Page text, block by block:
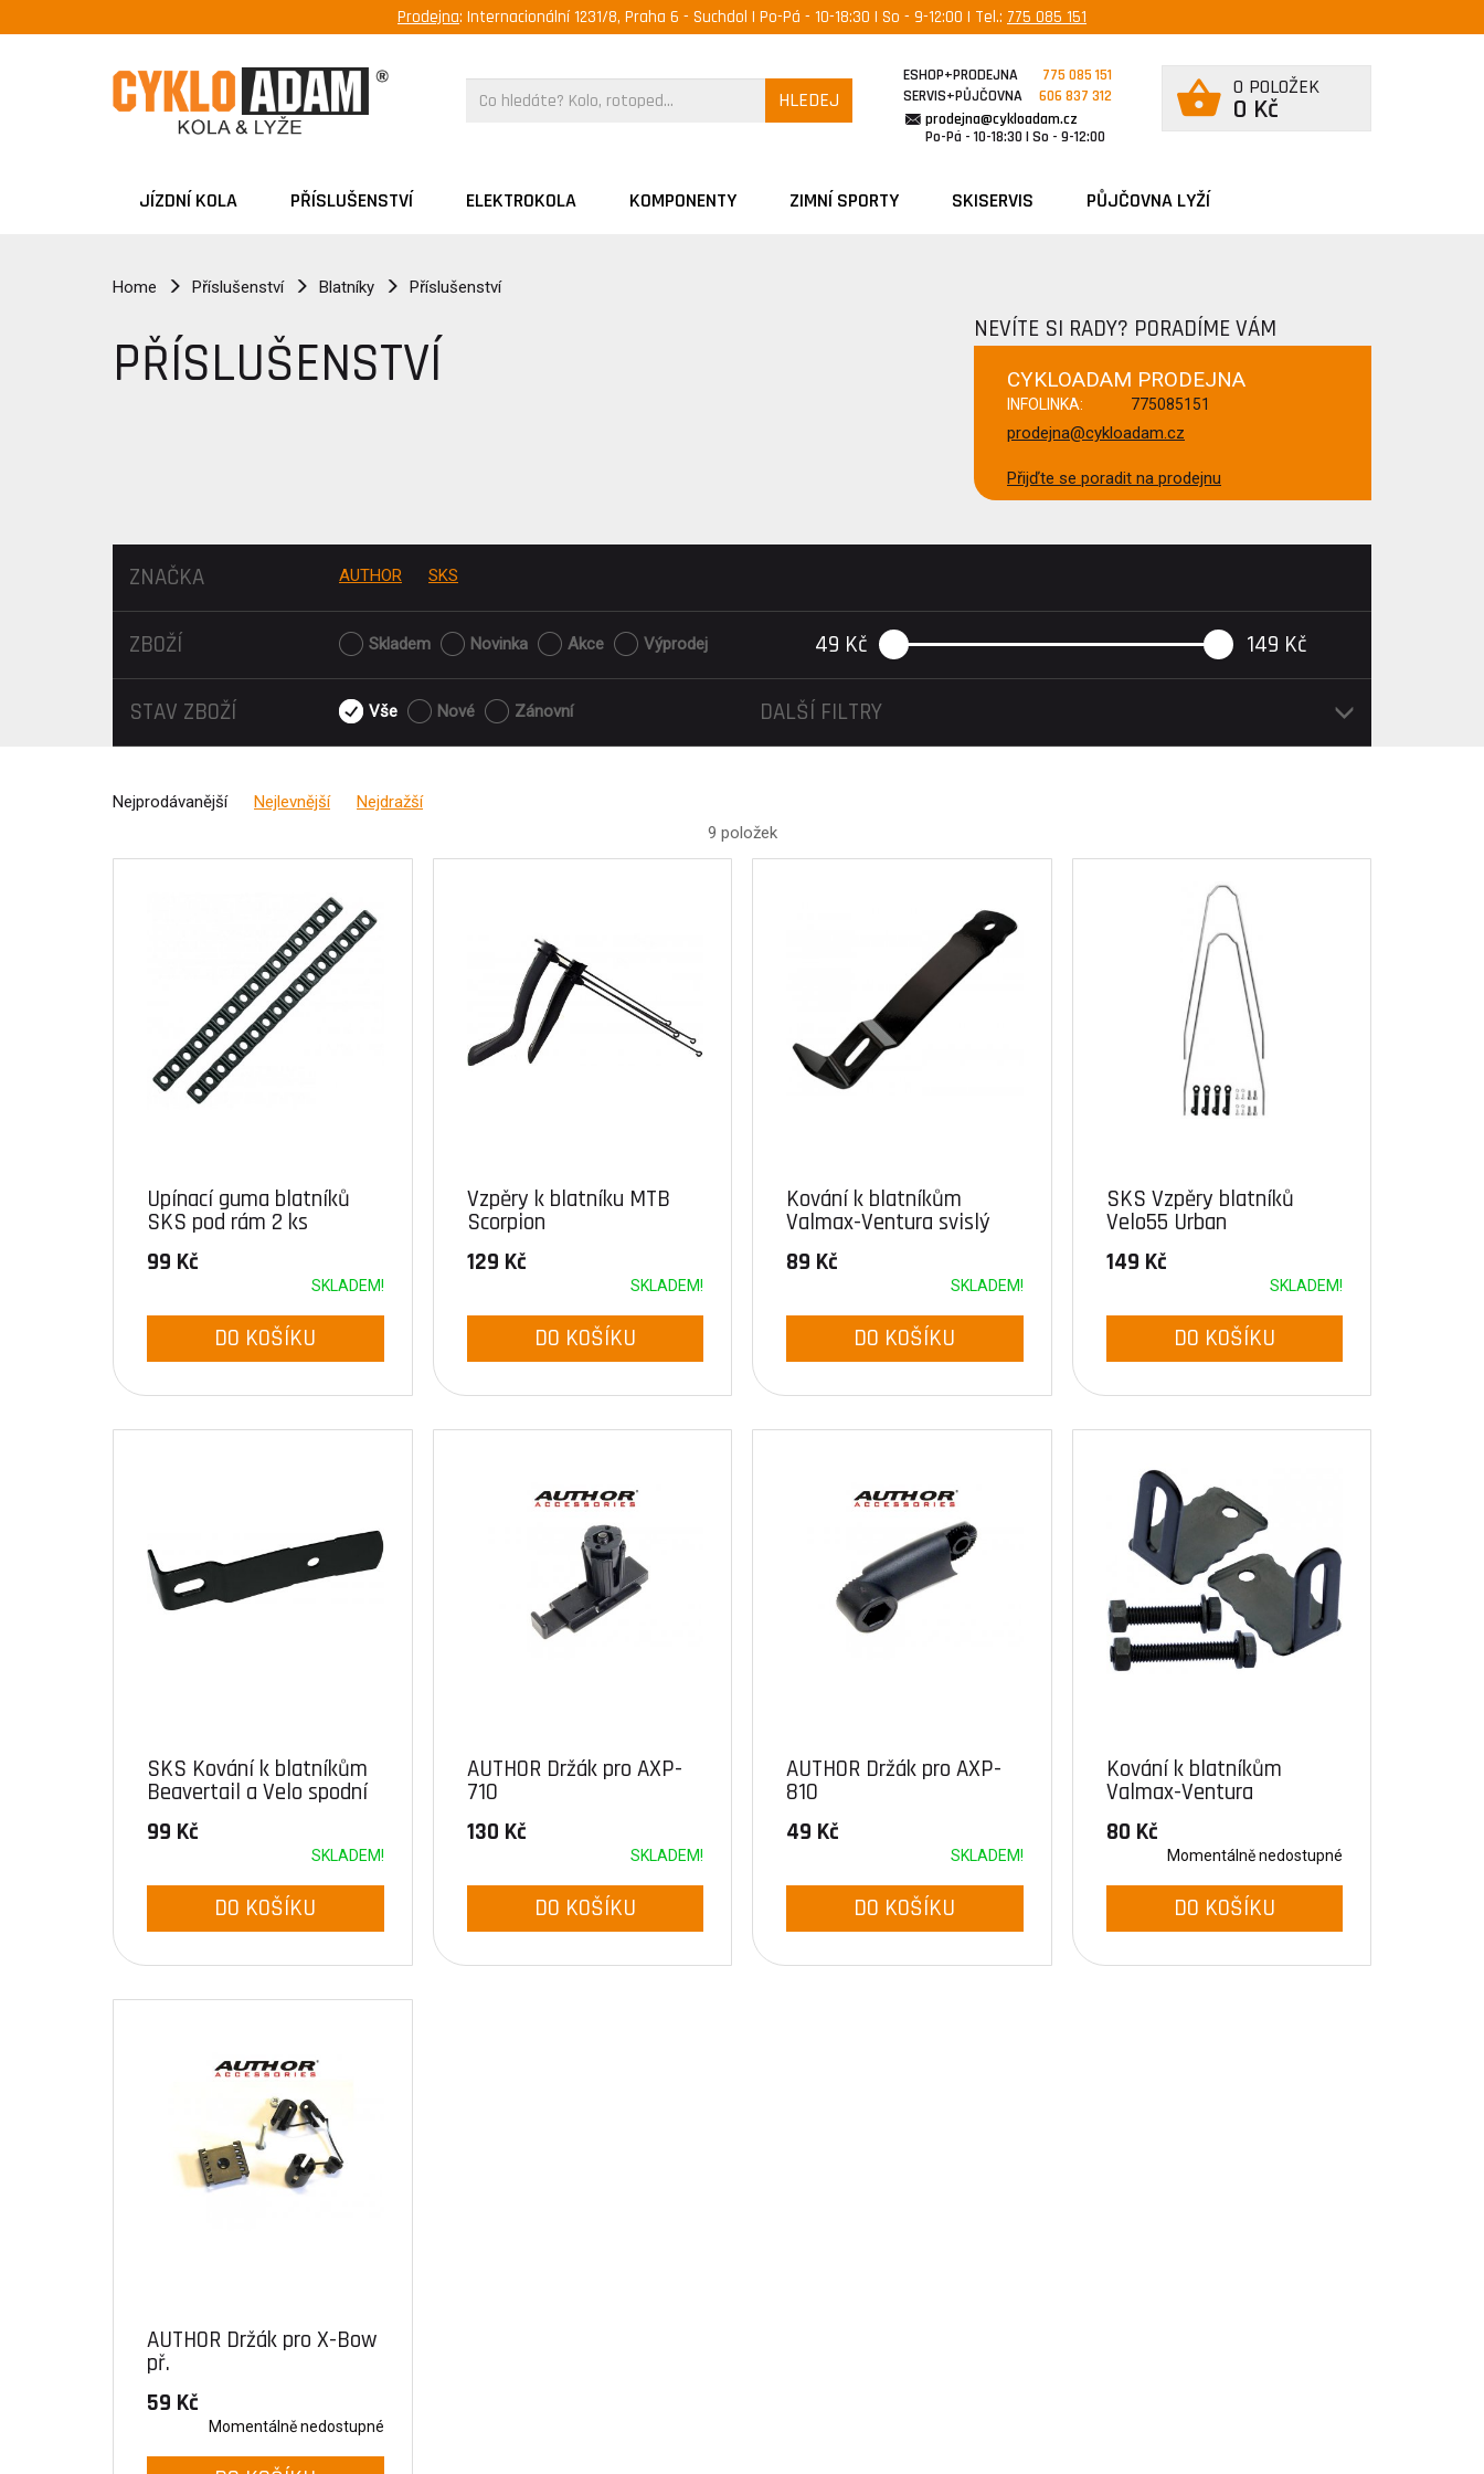
Prodejna: Internacionální 1231/8, Praha 6 - Suchdol | Po-Pá - 10-18:30 | So - 9-12:00 | Tel.: 775 085 151
HLEDEJ
ESHOP+PRODEJNA
775 085 151
SERVIS+PŮJČOVNA
606 837 312
prodejna@cykloadam.cz
Po-Pá - 10-18:30 | So - 9-12:00
0 POLOŽEK
0 Kč
JÍZDNÍ KOLA PŘÍSLUŠENSTVÍ ELEKTROKOLA KOMPONENTY ZIMNÍ SPORTY SKISERVIS PŮJČOVNA LYŽÍ
Home Příslušenství Blatníky Příslušenství
PŘÍSLUŠENSTVÍ
NEVÍTE SI RADY? PORADÍME VÁM
CYKLOADAM PRODEJNA
INFOLINKA: 775085151
prodejna@cykloadam.cz
Přijďte se poradit na prodejnu
ZNAČKA AUTHOR SKS
ZBOŽÍ Skladem Novinka Akce Výprodej 49 Kč 149 Kč
STAV ZBOŽÍ Vše Nové Zánovní DALŠÍ FILTRY
Nejprodávanější Nejlevnější
Nejdražší
9 položek
Upínací guma blatníků
SKS pod rám 2 ks
99 Kč
SKLADEM!
DO KOŠÍKU
Vzpěry k blatníku MTB
Scorpion
129 Kč
SKLADEM!
DO KOŠÍKU
Kování k blatníkům
Valmax-Ventura svislý
závit
89 Kč
SKLADEM!
DO KOŠÍKU
SKS Vzpěry blatníků
Velo55 Urban
149 Kč
SKLADEM!
DO KOŠÍKU
SKS Kování k blatníkům
Beavertail a Velo spodní
uchycení
99 Kč
SKLADEM!
DO KOŠÍKU
AUTHOR Držák pro AXP-
710
130 Kč
SKLADEM!
DO KOŠÍKU
AUTHOR Držák pro AXP-
810
49 Kč
SKLADEM!
DO KOŠÍKU
Kování k blatníkům
Valmax-Ventura
80 Kč
Momentálně nedostupné
DO KOŠÍKU
AUTHOR Držák pro X-Bow
př.
59 Kč
Momentálně nedostupné